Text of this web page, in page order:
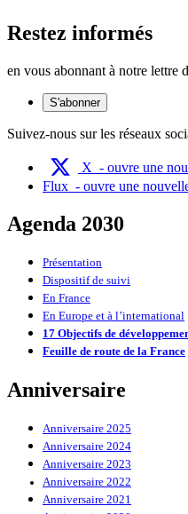
Restez informés
en vous abonnant à notre lettre
S'abonner
Suivez-nous sur les réseaux
X - ouvre une
Flux - ouvre une
Agenda 2030
Présentation
Dispositif de suivi
En France
En Europe et à l’international
17 Objectifs de
Feuille de route de la France
Anniversaire
Anniversaire 2025
Anniversaire 2024
Anniversaire 2023
Anniversaire 2022
Anniversaire 2021